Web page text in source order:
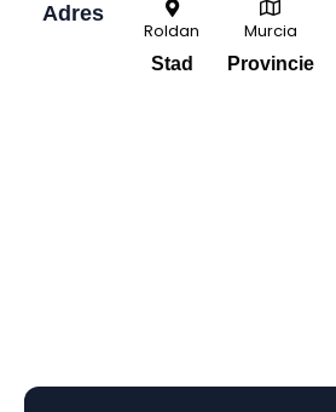
Adres
Roldan
Stad
Murcia
Provincie